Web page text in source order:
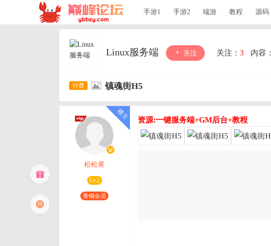
手游1 手游2 端游 教程 源码
Linux服务端 关注 关注： 3 内容：
镇魂街H5
松松果
Lv.2
青铜会员
资源:一键服务端+GM后台+教程